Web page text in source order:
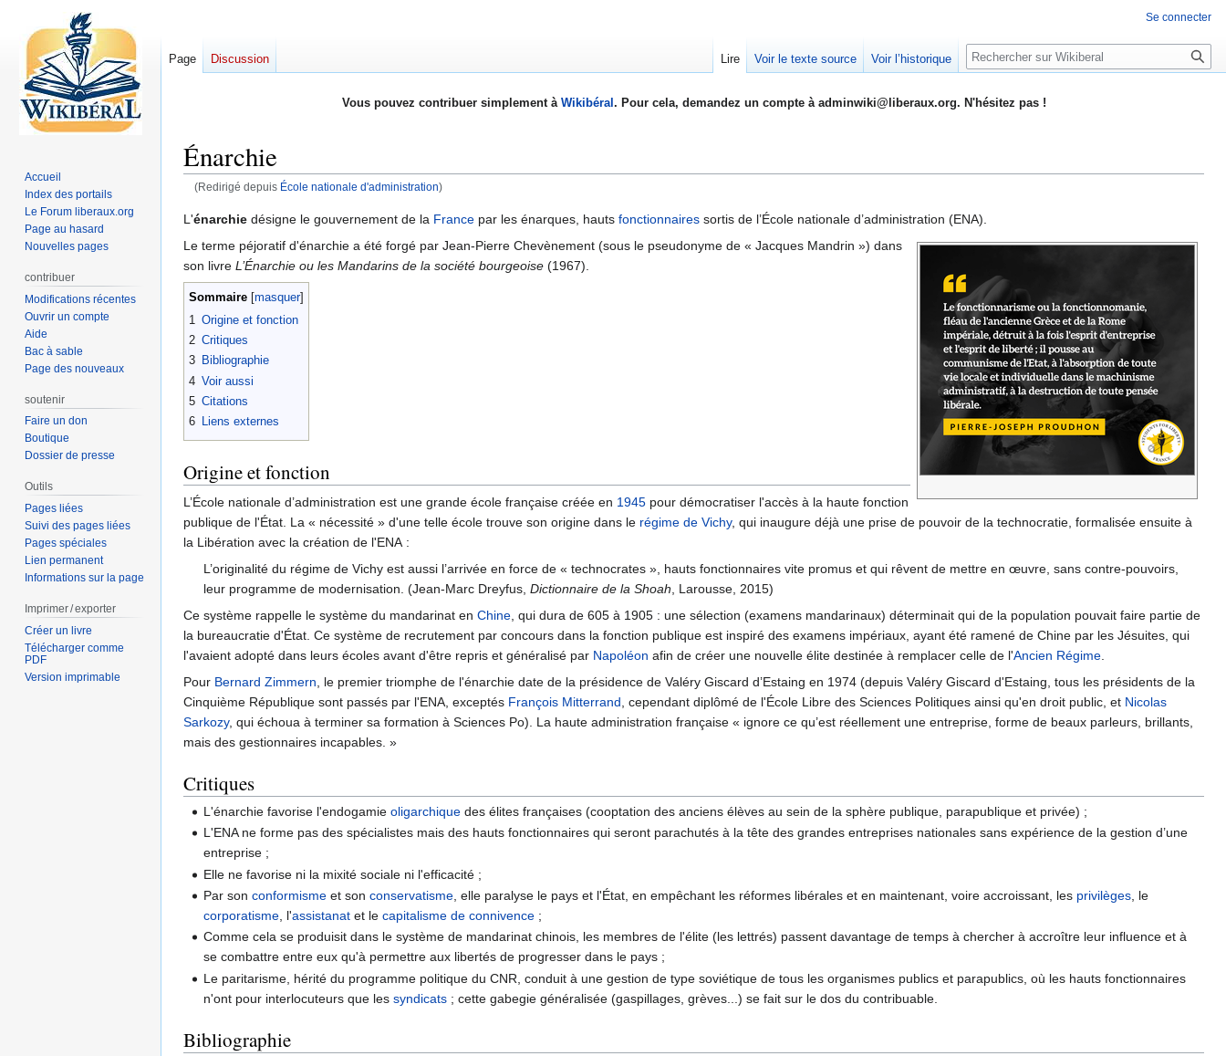
Vous pouvez contribuer simplement à Wikibéral . Pour cela, demandez un compte à adminwiki@liberaux.org. N'hésitez pas !
Énarchie
(Redirigé depuis École nationale d'administration)
Aller
à
Aller
à
L'énarchie désigne le gouvernement de la France par les énarques, hauts fonctionnaires sortis de l’École nationale d’administration (ENA).
Le terme péjoratif d'énarchie a été forgé par Jean-Pierre Chevènement (sous le pseudonyme de « Jacques Mandrin ») dans
son livre L’Énarchie ou les Mandarins de la société bourgeoise (1967).
Sommaire
1 Origine et fonction
2 Critiques
3 Bibliographie
4 Voir aussi
5 Citations
6 Liens externes
Origine et fonction
L’École nationale d’administration est une grande école française créée en 1945 pour démocratiser l'accès à la haute fonction
publique de l'État. La « nécessité » d'une telle école trouve son origine dans le régime de Vichy, qui inaugure déjà une prise de pouvoir de la technocratie, formalisée ensuite à
la Libération avec la création de l'ENA :
L’originalité du régime de Vichy est aussi l’arrivée en force de « technocrates », hauts fonctionnaires vite promus et qui rêvent de mettre en œuvre, sans contre-pouvoirs,
leur programme de modernisation. (Jean-Marc Dreyfus,Dictionnaire de la Shoah , Larousse, 2015)
Ce système rappelle le système du mandarinat en Chine , qui dura de 605 à 1905 : une sélection (examens mandarinaux) déterminait qui de la population pouvait faire partie de
la bureaucratie d'État. Ce système de recrutement par concours dans la fonction publique est inspiré des examens impériaux, ayant été ramené de Chine par les Jésuites, qui
l'avaient adopté dans leurs écoles avant d'être repris et généralisé par Napoléon afin de créer une nouvelle élite destinée à remplacer celle de l'Ancien Régime
Pour Bernard Zimmern , le premier triomphe de l'énarchie date de la présidence de Valéry Giscard d’Estaing en 1974 (depuis Valéry Giscard d'Estaing, tous les présidents de la
Cinquième République sont passés par l'ENA, exceptés François Mitterrand , cependant diplômé de l'École Libre des Sciences Politiques ainsi qu'en droit public, et Nicolas
Sarkozy, qui échoua à terminer sa formation à Sciences Po). La haute administration française « ignore ce qu’est réellement une entreprise, forme de beaux parleurs, brillants,
mais des gestionnaires incapables. »
Critiques
L'énarchie favorise l'endogamieoligarchique des élites françaises (cooptation des anciens élèves au sein de la sphère publique, parapublique et privée) ;
L'ENA ne forme pas des spécialistes mais des hauts fonctionnaires qui seront parachutés à la tête des grandes entreprises nationales sans expérience de la gestion d’une
entreprise ;
Elle ne favorise ni la mixité sociale ni l'efficacité ;
Par sonconformisme et sonconservatisme , elle paralyse le pays et l'État, en empêchant les réformes libérales et en maintenant, voire accroissant, les privilèges , le
corporatisme , l'assistanat et lecapitalisme de connivence ;
Comme cela se produisit dans le système de mandarinat chinois, les membres de l'élite (les lettrés) passent davantage de temps à chercher à accroître leur influence et à
se combattre entre eux qu'à permettre aux libertés de progresser dans le pays ;
Le paritarisme, hérité du programme politique du CNR, conduit à une gestion de type soviétique de tous les organismes publics et parapublics, où les hauts fonctionnaires
n'ont pour interlocuteurs que lessyndicats ; cette gabegie généralisée (gaspillages, grèves...) se fait sur le dos du contribuable.
Bibliographie
Se connecter
Page Discussion Lire Voir le texte source Voir l’historique Rechercher
Accueil
Index des portails
Le Forum liberaux.org
Page au hasard
Nouvelles pages
contribuer
Modifications récentes
Ouvrir un compte
Aide
Bac à sable
Page des nouveaux
soutenir
Faire un don
Boutique
Dossier de presse
Outils
Pages liées
Suivi des pages liées
Pages spéciales
Lien permanent
Informations sur la page
Imprimer / exporter
Créer un livre
Télécharger comme
PDF
Version imprimable